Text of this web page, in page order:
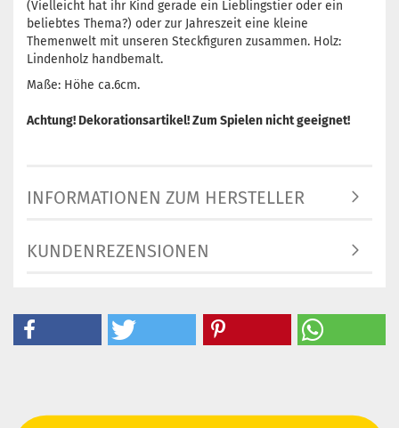
(Vielleicht hat ihr Kind gerade ein Lieblingstier oder ein
beliebtes Thema?) oder zur Jahreszeit eine kleine
Themenwelt mit unseren Steckfiguren zusammen. Holz:
Lindenholz handbemalt.
Maße: Höhe ca.6cm.
Achtung! Dekorationsartikel! Zum Spielen nicht geeignet!
INFORMATIONEN ZUM HERSTELLER
KUNDENREZENSIONEN